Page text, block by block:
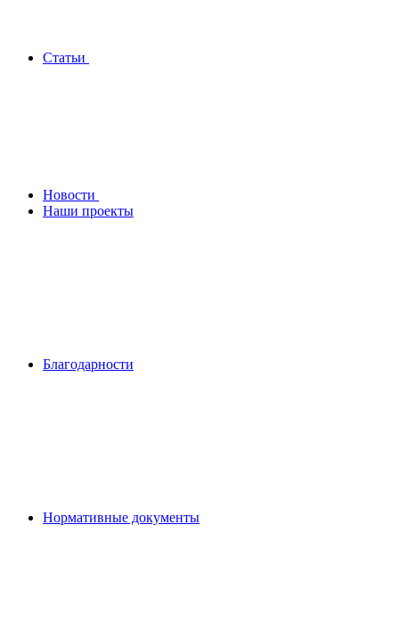
Статьи
Новости
Наши проекты
Благодарности
Нормативные документы